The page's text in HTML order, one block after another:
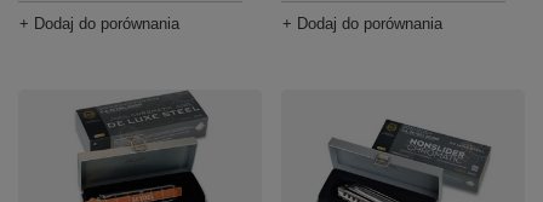
+ Dodaj do porównania + Dodaj do porównania